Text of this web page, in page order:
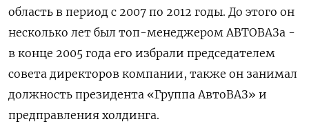
область в период с 2007 по 2012 годы. До этого он
несколько лет был топ-менеджером АВТОВАЗа -
в конце 2005 года его избрали председателем
совета директоров компании, также он занимал
должность президента «Группа АвтоВАЗ» и
предправления холдинга.